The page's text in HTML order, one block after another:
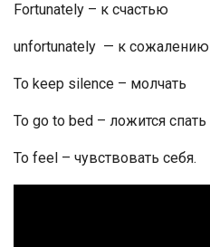
Fortunately – к счастью
unfortunately — к сожалению
To keep silence – молчать
To go to bed – ложится спать
To feel – чувствовать себя.